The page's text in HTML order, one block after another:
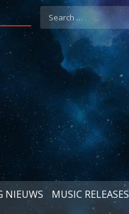
Search
for:
NIEUWS
MUSIC RELEASES